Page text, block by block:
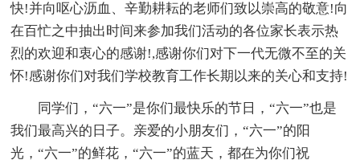
快!并向呕心沥血、辛勤耕耘的老师们致以崇高的敬意!向
在百忙之中抽出时间来参加我们活动的各位家长表示热
烈的欢迎和衷心的感谢!,感谢你们对下一代无微不至的关
怀!感谢你们对我们学校教育工作长期以来的关心和支持!
同学们，“六一”是你们最快乐的节日，“六一”也是
我们最高兴的日子。亲爱的小朋友们，“六一”的阳
光，“六一”的鲜花，“六一”的蓝天，都在为你们祝